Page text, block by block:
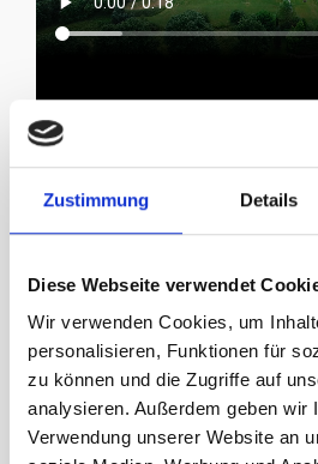
Zustimmung Details
Diese Webseite verwendet
Wir verwenden Cookies, um
personalisieren, Funktionen für
zu können und die Zugriffe auf
analysieren. Außerdem geben wir
Verwendung unserer Website an
IHRE